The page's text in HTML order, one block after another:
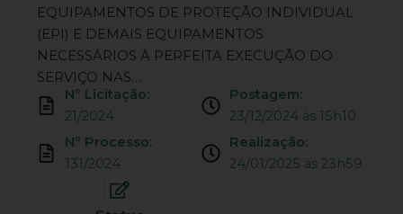
EQUIPAMENTOS DE PROTEÇÃO INDIVIDUAL
(EPI) E DEMAIS EQUIPAMENTOS
NECESSÁRIOS À PERFEITA EXECUÇÃO DO
SERVIÇO NAS…
Nº Licitação:
21/2024
Nº Processo:
131/2024
Postagem:
23/12/2024 às 15h10
Realização:
24/01/2025 às 23h59